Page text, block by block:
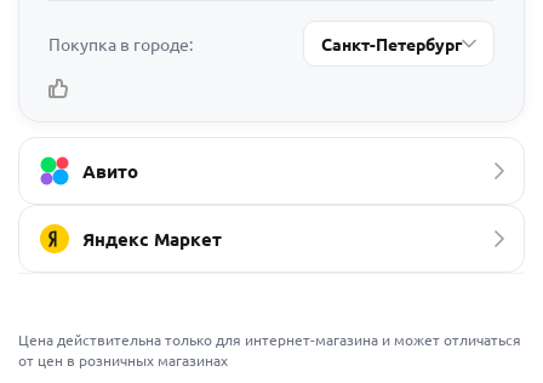
Покупка в городе: Санкт-Петербург
Авито
Яндекс Маркет
Цена действительна только для интернет-магазина и может отличаться
от цен в розничных магазинах